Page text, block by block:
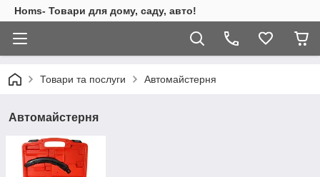
Homs- Товари для дому, саду, авто!
Товари та послуги Автомайстерня
Автомайстерня